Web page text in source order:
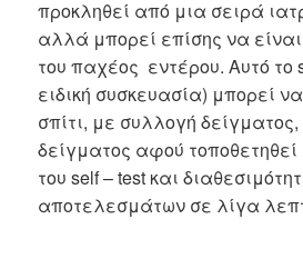
προκληθεί από μια σειρά
αλλά μπορεί επίσης να
του παχέος εντέρου. Αυτό το
ειδική συσκευασία) μπορεί
σπίτι, με συλλογή
δείγματος αφού τοποθετηθεί
του self – test και
αποτελεσμάτων σε λίγα